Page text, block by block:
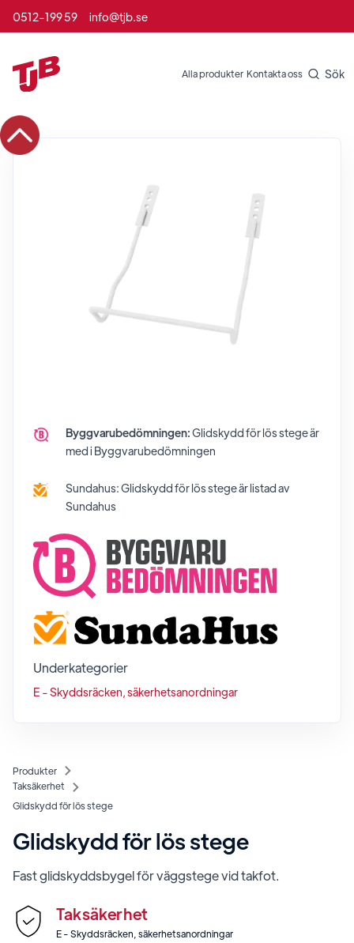
0512-199 59 info@tjb.se
Alla produkter Kontakta oss Sök
Produkter
Taksäkerhet
Glidskydd för lös stege
Glidskydd för lös stege
Fast glidskyddsbygel för väggstege vid takfot.
Taksäkerhet
E - Skyddsräcken, säkerhetsanordningar
Byggvarubedömningen:Glidskydd för lös stegeär
med i Byggvarubedömningen
Sundahus:Glidskydd för lös stegeär listad av
Sundahus
Underkategorier
E - Skyddsräcken, säkerhetsanordningar